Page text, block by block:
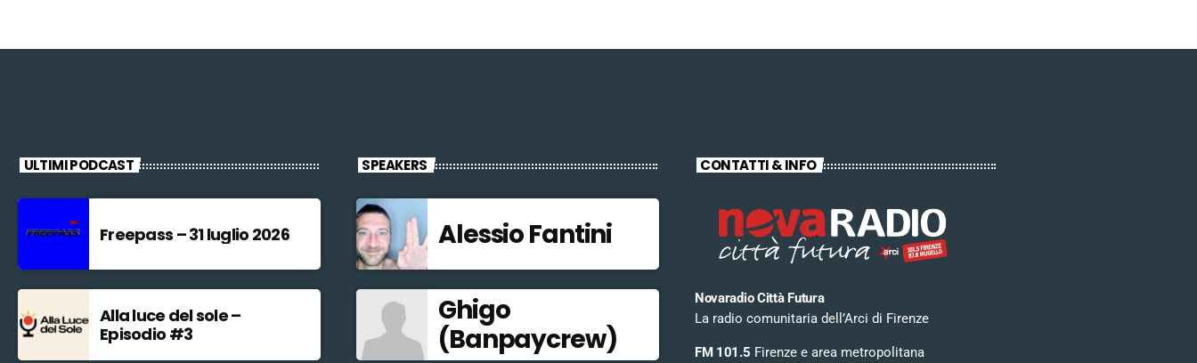
ULTIMI PODCAST
Freepass – 31 luglio 2026
Alla luce del sole –
Episodio #3
SPEAKERS
Alessio Fantini
Ghigo
(Banpaycrew)
CONTATTI & INFO
Novaradio Città Futura
La radio comunitaria dell’Arci di Firenze
FM 101.5 Firenze e area metropolitana